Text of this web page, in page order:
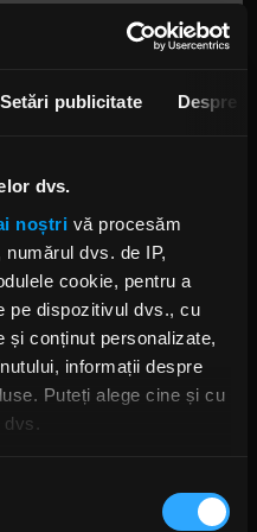
Setări publicitate Despre
dvs.
noștri vă procesăm
dvs. de IP,
cookie, pentru a
pe dispozitivul dvs., cu
și conținut personalizate,
informații despre
Puteți alege cine și cu
cu privire la locația dvs.
Again